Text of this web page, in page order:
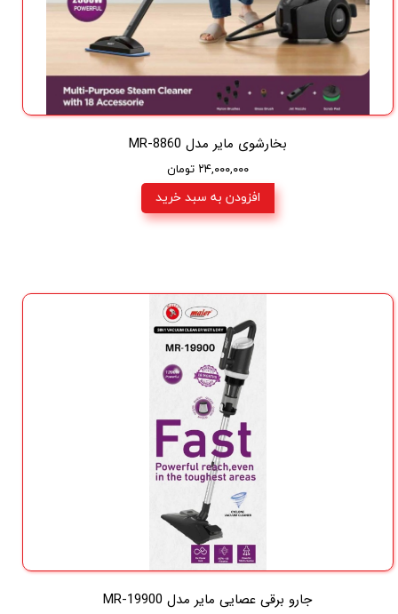
بخارشوی مایر مدل MR-8860
۲۴,۰۰۰,۰۰۰ تومان
افزودن به سبد خرید
جارو برقی عصایی مایر مدل MR-19900